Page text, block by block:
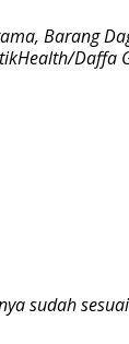
Barang
Daffa
sudah